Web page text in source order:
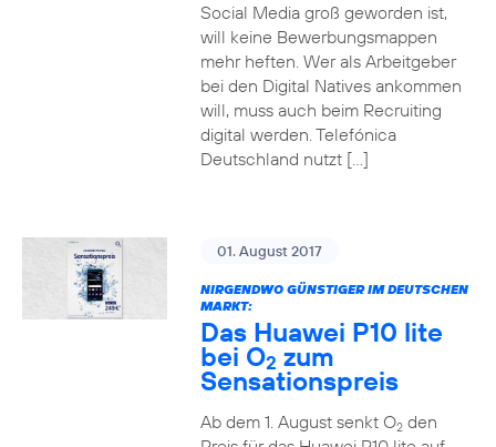
Social Media groß geworden ist,
will keine Bewerbungsmappen
mehr heften. Wer als Arbeitgeber
bei den Digital Natives ankommen
will, muss auch beim Recruiting
digital werden. Telefónica
Deutschland nutzt […]
01. August 2017
NIRGENDWO GÜNSTIGER IM DEUTSCHEN
MARKT:
Das Huawei P10 lite
bei O2 zum
Sensationspreis
Ab dem 1. August senkt O2den